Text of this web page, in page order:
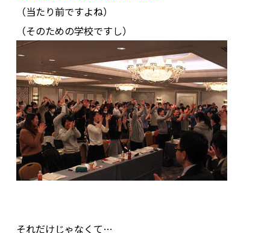
（当たり前ですよね）
（そのための学校ですし）
それだけじゃなくて…